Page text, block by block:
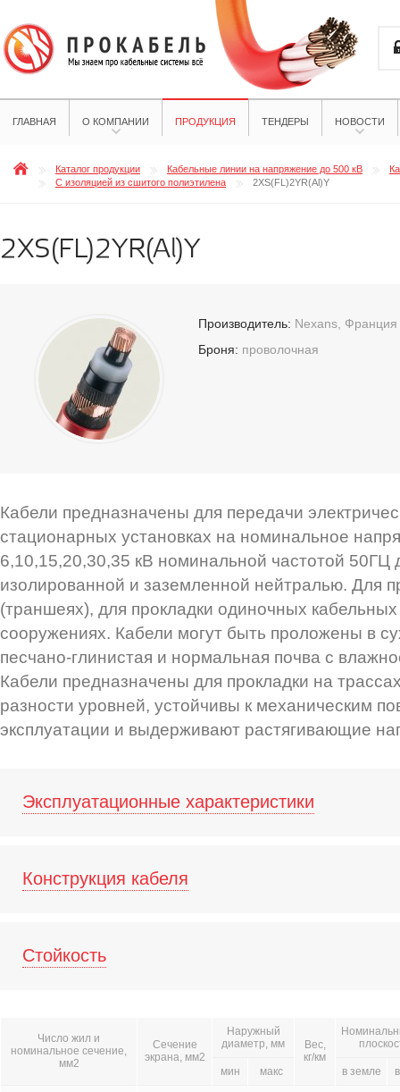
ГЛАВНАЯ О КОМПАНИИ ПРОДУКЦИЯ ТЕНДЕРЫ НОВОСТИ
Каталог продукции Кабельные линии на напряжение до 500 кВ
С изоляцией из сшитого полиэтилена
2XS(FL)2YR(Al)Y
2XS(FL)2YR(Al)Y
Производитель: Nexans, Франция
Броня: проволочная
Кабели предназначены для передачи
стационарных установках на номинальное
6,10,15,20,30,35 кВ номинальной частотой 50ГЦ
изолированной и заземленной нейтралью. Для
(траншеях), для прокладки одиночных
сооружениях. Кабели могут быть проложены в
песчано-глинистая и нормальная почва с
Кабели предназначены для прокладки на
разности уровней, устойчивы к механическим
эксплуатации и выдерживают растягивающие
Эксплуатационные характеристики
Конструкция кабеля
Стойкость
Число жил и
номинальное сечение,
мм2
Сечение
экрана, мм2
Наружный
диаметр, мм
Вес,
кг/км
мин макс в земле